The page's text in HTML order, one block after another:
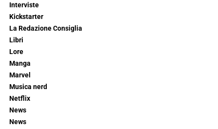
Interviste
Kickstarter
La Redazione Consiglia
Libri
Lore
Manga
Marvel
Musica nerd
Netflix
News
News